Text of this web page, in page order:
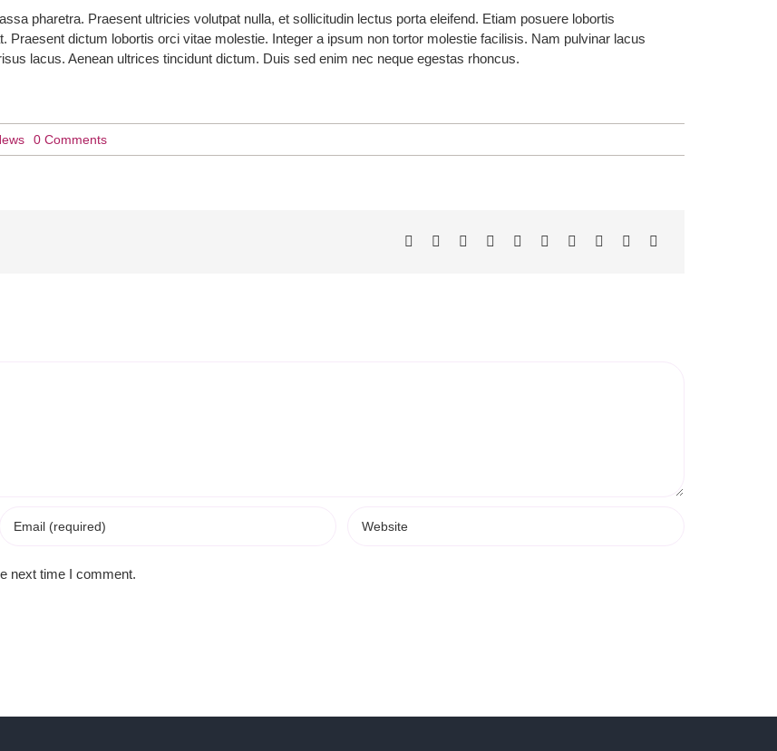
pharetra. Praesent ultricies volutpat nulla, et sollicitudin lectus porta eleifend. Etiam posuere lobortis
Praesent dictum lobortis orci vitae molestie. Integer a ipsum non tortor molestie facilisis. Nam pulvinar lacus
lacus. Aenean ultrices tincidunt dictum. Duis sed enim nec neque egestas rhoncus.
0 Commentson
Enjoy
next time I comment.